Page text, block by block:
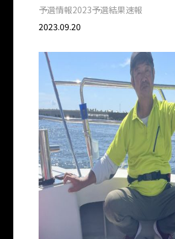
予選情報2023予選結果速報
2023.09.20